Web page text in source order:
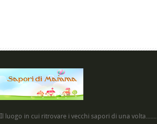
Il luogo in cui ritrovare i vecchi sapori di una volta.......